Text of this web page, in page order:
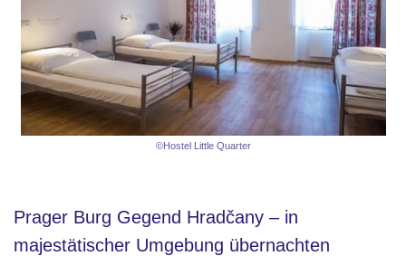
©Hostel Little Quarter
Prager Burg Gegend Hradčany – in
majestätischer Umgebung übernachten